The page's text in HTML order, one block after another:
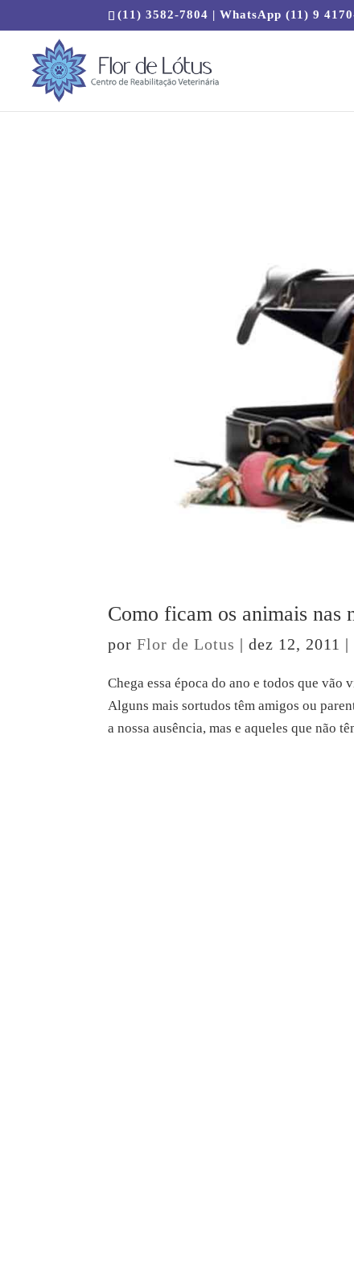
(11) 3582-7804 | WhatsApp (11) 9
Como ficam os animais nas
porFlor de Lotus |dez 12, 2011 |
Chega essa época do ano e todos que vão
Alguns mais sortudos têm amigos ou
a nossa ausência, mas e aqueles que não